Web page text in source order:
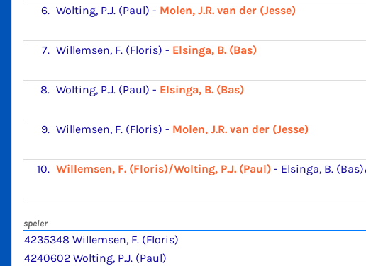
6. Wolting, P.J. (Paul) - Molen, J.R. van der (Jesse)
7. Willemsen, F. (Floris) - Elsinga, B. (Bas)
8. Wolting, P.J. (Paul) - Elsinga, B. (Bas)
9. Willemsen, F. (Floris) - Molen, J.R. van der (Jesse)
10. Willemsen, F. (Floris)/Wolting, P.J. (Paul) - Elsinga, B.
speler
4235348 Willemsen, F. (Floris)
4240602 Wolting, P.J. (Paul)